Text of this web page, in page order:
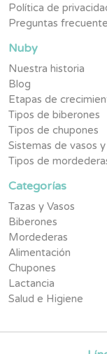
Política de
Preguntas
Nuby
Nuestra historia
Blog
Etapas de
Tipos de biberones
Tipos de chupones
Sistemas de vasos
Tipos de
Categorías
Tazas y Vasos
Biberones
Mordederas
Alimentación
Chupones
Lactancia
Salud e Higiene